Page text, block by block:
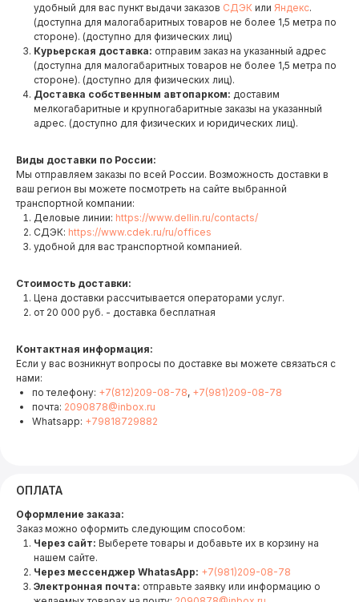
удобный для вас пункт выдачи заказов СДЭК или Яндекс.
(доступна для малогабаритных товаров не более 1,5 метра по
стороне). (доступно для физических лиц)
Курьерская доставка: отправим заказ на указанный адрес
(доступна для малогабаритных товаров не более 1,5 метра по
стороне). (доступно для физических лиц).
Доставка собственным автопарком: доставим
мелкогабаритные и крупногабаритные заказы на указанный
адрес. (доступно для физических и юридических лиц).
Виды доставки по России:
Мы отправляем заказы по всей России. Возможность доставки в
ваш регион вы можете посмотреть на сайте выбранной
транспортной компании:
Деловые линии: https://www.dellin.ru/contacts/
СДЭК: https://www.cdek.ru/ru/offices
удобной для вас транспортной компанией.
Стоимость доставки:
Цена доставки рассчитывается операторами услуг.
от 20 000 руб. - доставка бесплатная
Контактная информация:
Если у вас возникнут вопросы по доставке вы можете связаться с
нами:
по телефону: +7(812)209-08-78, +7(981)209-08-78
почта: 2090878@inbox.ru
Whatsapp: +79818729882
ОПЛАТА
Оформление заказа:
Заказ можно оформить следующим способом:
Через сайт: Выберете товары и добавьте их в корзину на
нашем сайте.
Через мессенджер WhatasApp: +7(981)209-08-78
Электронная почта: отправьте заявку или информацию о